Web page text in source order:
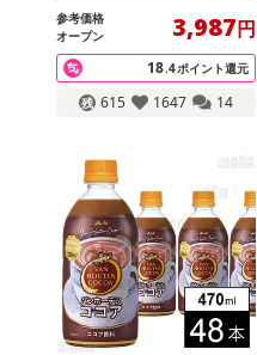
参考価格
オープン
3,987円
18.4ポイント還元
615 1647 14